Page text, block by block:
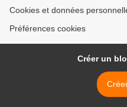
Cookies et données
Préférences cookies
Créer un